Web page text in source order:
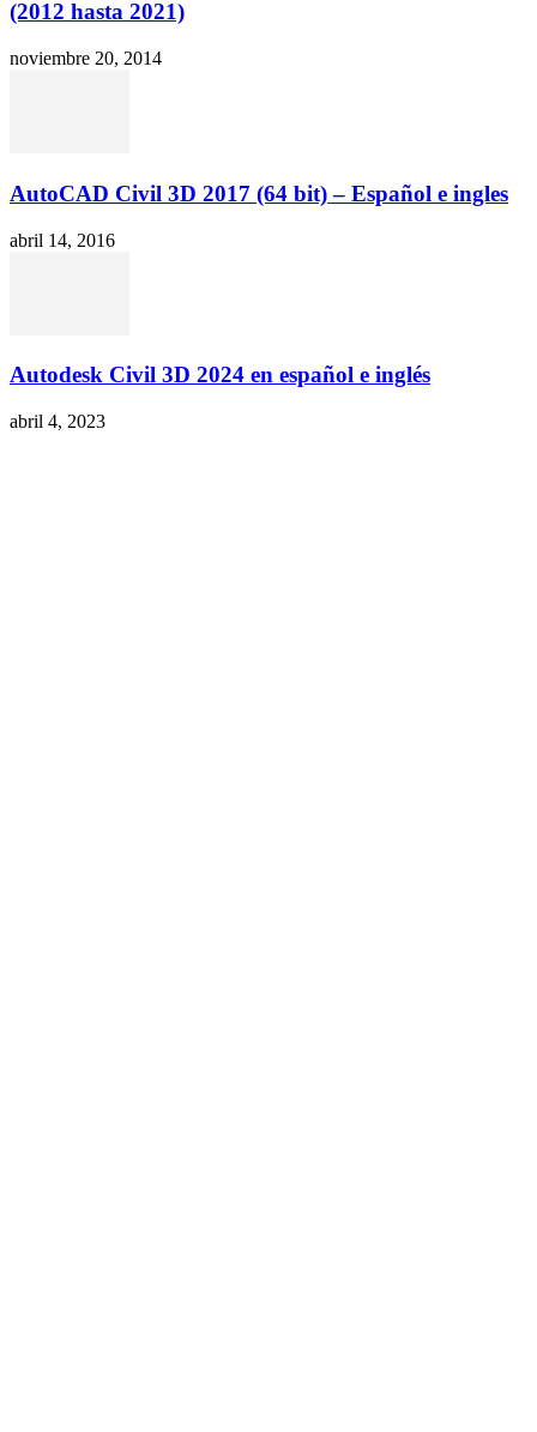
(2012 hasta 2021)
noviembre 20, 2014
AutoCAD Civil 3D 2017 (64 bit) – Español e ingles
abril 14, 2016
Autodesk Civil 3D 2024 en español e inglés
abril 4, 2023